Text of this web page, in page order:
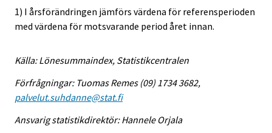
1) I årsförändringen jämförs värdena för referensperioden
med värdena för motsvarande period året innan.
Källa: Lönesummaindex, Statistikcentralen
Förfrågningar: Tuomas Remes (09) 1734 3682,
palvelut.suhdanne@stat.fi
Ansvarig statistikdirektör: Hannele Orjala